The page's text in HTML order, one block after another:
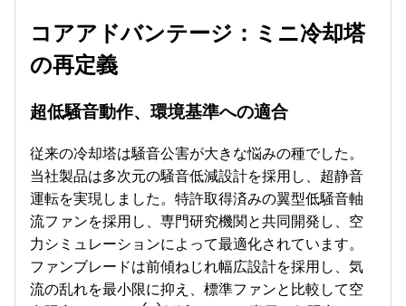
コアアドバンテージ：ミニ冷却塔
の再定義
超低騒音動作、環境基準への適合
従来の冷却塔は騒音公害が大きな悩みの種でした。
当社製品は多次元の騒音低減設計を採用し、超静音
運転を実現しました。特許取得済みの翼型低騒音軸
流ファンを採用し、専門研究機関と共同開発し、空
力シミュレーションによって最適化されています。
ファンブレードは前傾ねじれ幅広設計を採用し、気
流の乱れを最小限に抑え、標準ファンと比較して空